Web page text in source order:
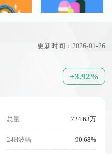
更新时间：2026-01-26
+3.92%
总量 724.63万
24H波幅 90.68%